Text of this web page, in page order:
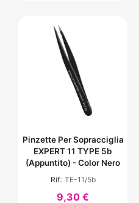
Pinzette Per Sopracciglia
EXPERT 11 TYPE 5b
(appuntito) - Color Nero
Rif.: TE-11/5b
9,30 €